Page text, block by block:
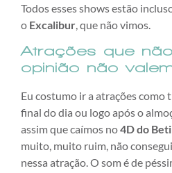
Todos esses shows estão
o Excalibur, que não vimos.
Atrações que
opinião não
Eu costumo ir a atrações como
final do dia ou logo após o
assim que caímos no4D do
muito, muito ruim, não
nessa atração. O som é de